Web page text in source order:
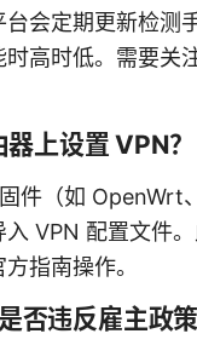
台会定期更新检测
高时低。需要关
上设置 VPN？
件（如 OpenWrt
入 VPN 配置文件
指南操作。
否违反雇主政策